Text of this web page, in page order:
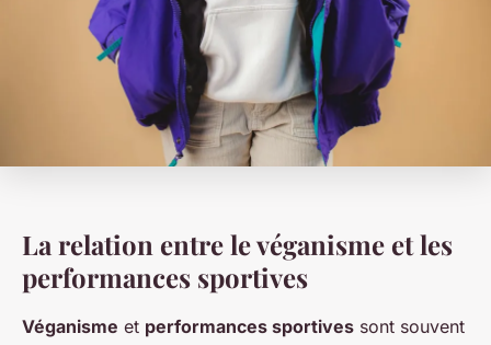
La relation entre le véganisme et les
performances sportives
Véganisme et performances sportives sont souvent